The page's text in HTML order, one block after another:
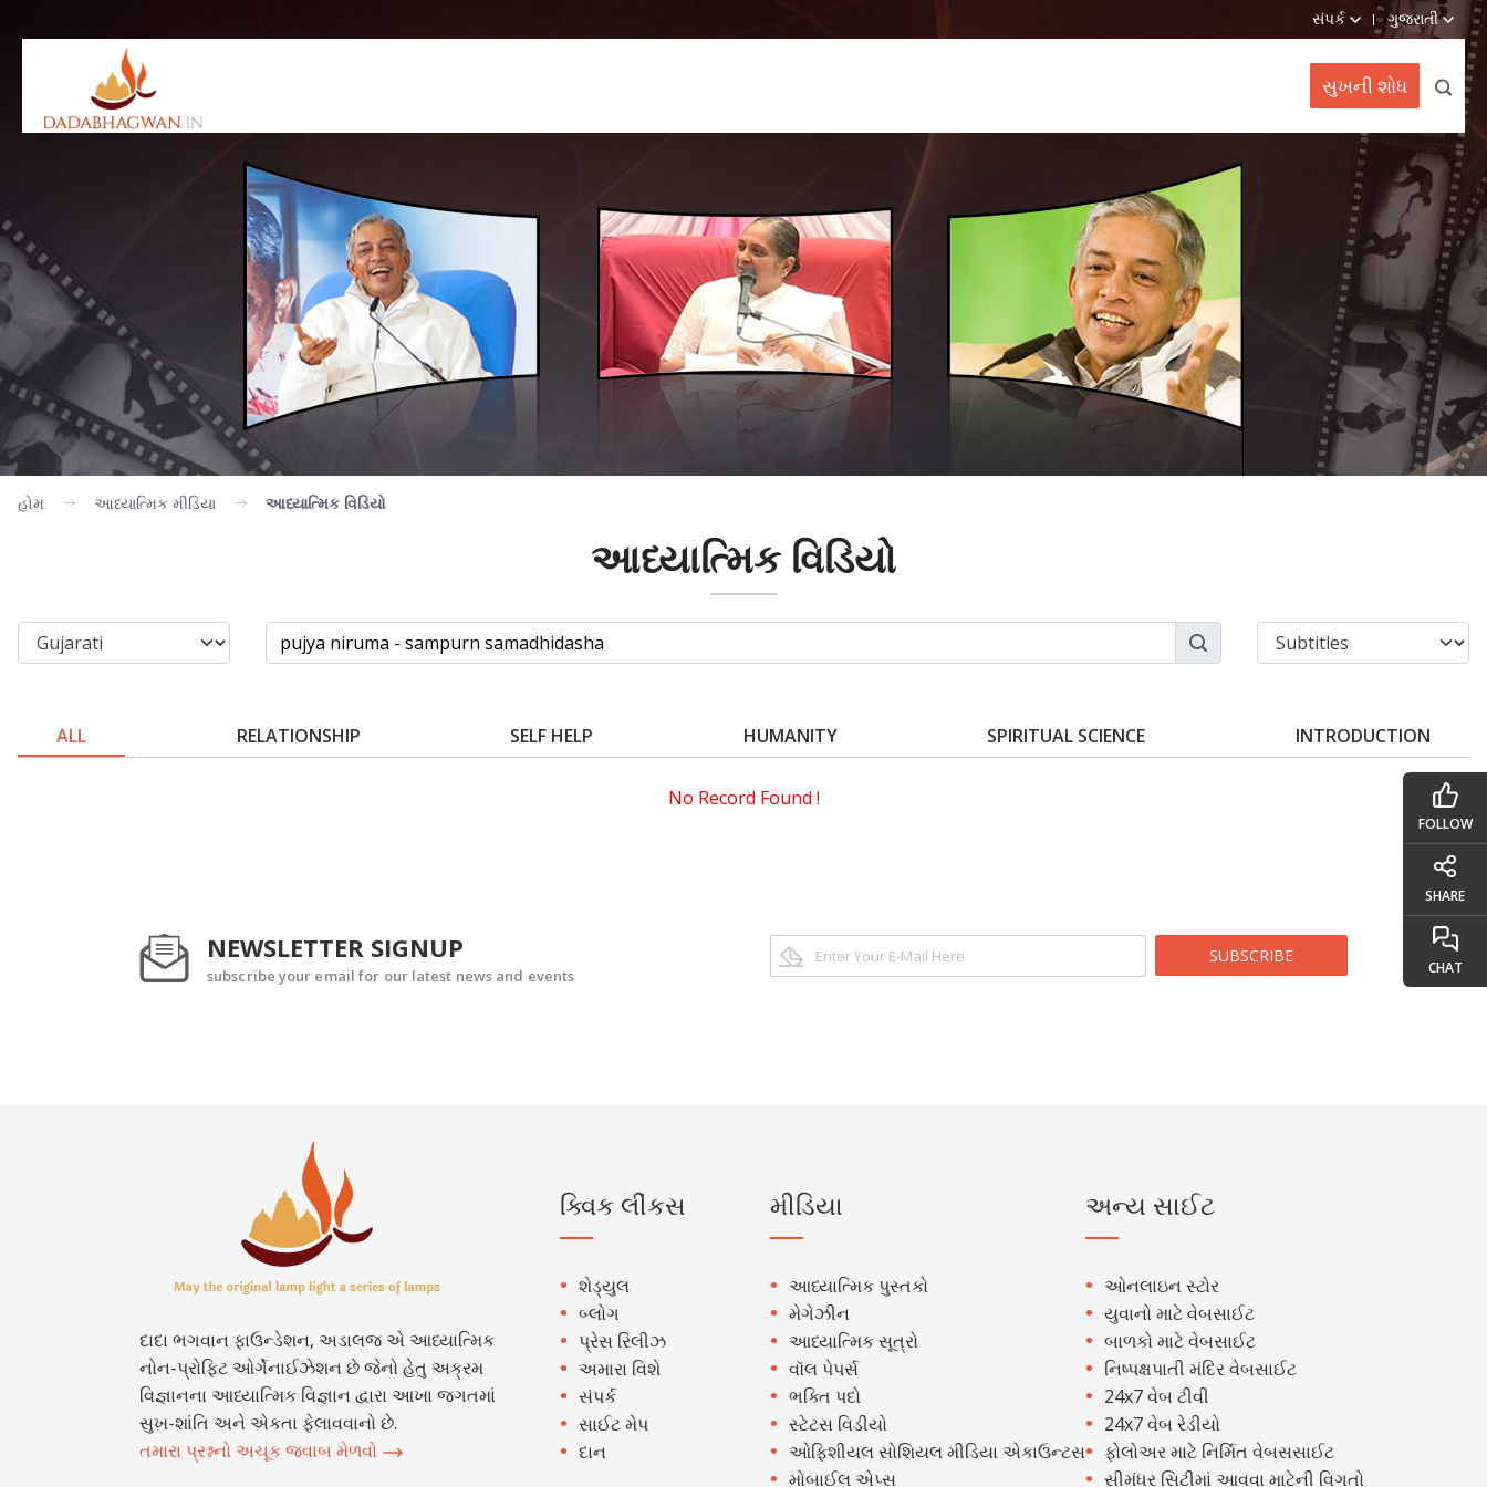
સંપર્ક ગુજરાતી
સુખની શોધ
હોમ આધ્યાત્મિક મીડિયા આધ્યાત્મિક વિડિયો
આધ્યાત્મિક વિડિયો
ALL RELATIONSHIP SELF HELP HUMANITY SPIRITUAL SCIENCE INTRODUCTION
No Record Found !
NEWSLETTER SIGNUP
subscribe your email for our latest news and events
SUBSCRIBE
દાદા ભગવાન ફાઉન્ડેશન, અડાલજ એ આધ્યાત્મિક
નોન-પ્રોફિટ ઓર્ગેનાઈઝેશન છે જેનો હેતુ અક્રમ
વિજ્ઞાનના આધ્યાત્મિક વિજ્ઞાન દ્વારા આખા જગતમાં
સુખ-શાંતિ અને એકતા ફેલાવવાનો છે.
તમારા પ્રશ્નનો અચૂક જવાબ મેળવો
ક્વિક લીંકસ
શેડ્યુલ
બ્લોગ
પ્રેસ રિલીઝ
અમારા વિશે
સંપર્ક
સાઈટ મેપ
દાન
મીડિયા
આધ્યાત્મિક પુસ્તકો
મેગેઝીન
આધ્યાત્મિક સૂત્રો
વૉલ પેપર્સ
ભક્તિ પદો
સ્ટેટસ વિડીયો
ઓફિશીયલ સોશિયલ મીડિયા એકાઉન્ટસ
મોબાઈલ એપ્સ
અન્ય સાઈટ
ઓનલાઇન સ્ટોર
યુવાનો માટે વેબસાઈટ
બાળકો માટે વેબસાઈટ
નિષ્પક્ષપાતી મંદિર વેબસાઈટ
24x7 વેબ ટીવી
24x7 વેબ રેડીયો
ફોલોઅર માટે નિર્મિત વેબસસાઈટ
સીમંધર સિટીમાં આવવા માટેની વિગતો
FOLLOW
SHARE
CHAT